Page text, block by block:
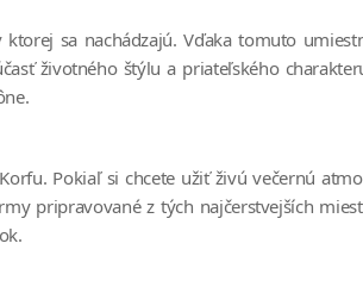
sa nachádzajú. Vďaka tomuto
životného štýlu a priateľského
Pokiaľ si chcete užiť živú večernú
pripravované z tých najčerstvejších